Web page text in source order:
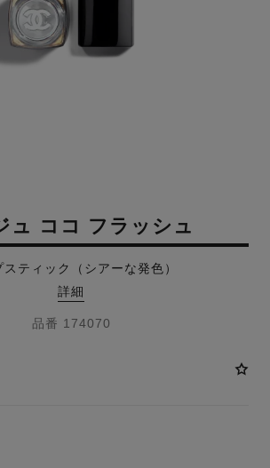
ュ ココ フラッシュ
スティック（シアーな発色）
詳細
品番 174070